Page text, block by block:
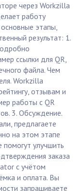
через Workzilla
работу
этапы,
результат: 1.
ссылки для QR,
файла. Чем
Workzilla
отзывам и
работы с QR
3. Обсуждение.
предлагаете
на этом этапе
улучшить
заказа
с учётом
и оплата. Вы
запрашиваете